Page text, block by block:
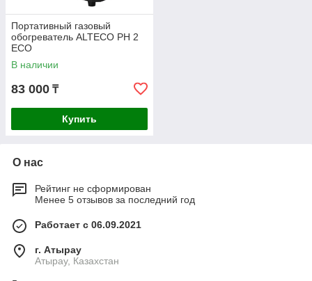
Портативный газовый
обогреватель ALTECO PH 2
ECO
В наличии
83 000 ₸
Купить
О нас
Рейтинг не сформирован
Менее 5 отзывов за последний год
Работает с 06.09.2021
г. Атырау
Атырау, Казахстан